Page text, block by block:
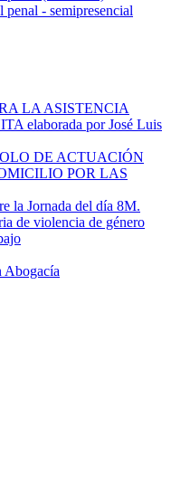
penal - semipresencial
LA ASISTENCIA
elaborada por José Luis
DE ACTUACIÓN
POR LAS
la Jornada del día 8M.
de violencia de género
Abogacía